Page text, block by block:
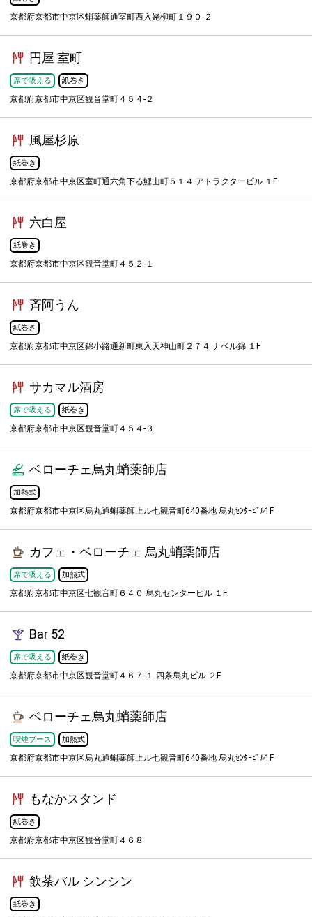
京都府京都市中京区蛸薬師通室町西入姥柳町１９０-２
円屋 室町
席で吸える 紙巻き
京都府京都市中京区観音堂町４５４-２
風屋杉原
紙巻き
京都府京都市中京区室町通六角下る鯉山町５１４ アトラクタービル １F
六白屋
紙巻き
京都府京都市中京区観音堂町４５２-１
斉阿うん
紙巻き
京都府京都市中京区錦小路通新町東入天神山町２７４ ナベル錦 １F
サカマル酒房
席で吸える 紙巻き
京都府京都市中京区観音堂町４５４-３
ベローチェ烏丸蛸薬師店
加熱式
京都府京都市中京区烏丸通蛸薬師上ル七観音町640番地 烏丸ｾﾝﾀｰﾋﾞﾙ1F
カフェ・ベローチェ 烏丸蛸薬師店
席で吸える 加熱式
京都府京都市中京区七観音町６４０ 烏丸センタービル １F
Bar 52
席で吸える 紙巻き
京都府京都市中京区観音堂町４６７-１ 四条烏丸ビル ２F
ベローチェ烏丸蛸薬師店
喫煙ブース 加熱式
京都府京都市中京区烏丸通蛸薬師上ル七観音町640番地 烏丸ｾﾝﾀｰﾋﾞﾙ1F
もなかスタンド
紙巻き
京都府京都市中京区観音堂町４６８
飲茶バル シンシン
紙巻き